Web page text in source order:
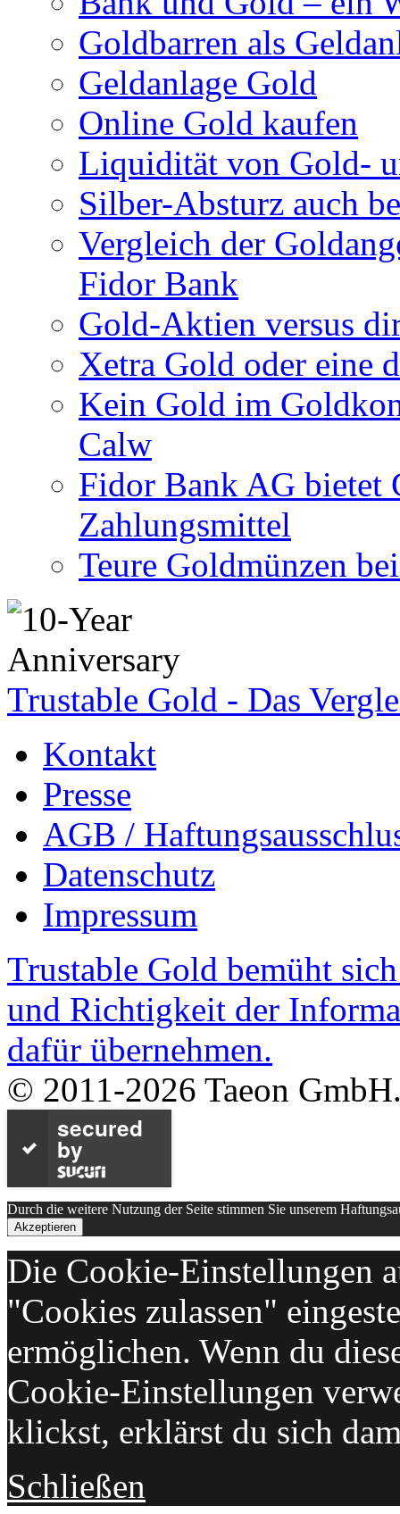
Goldbarren als
Geldanlage Gold
Online Gold kaufen
Liquidität von Gold-
Silber-Absturz auch
Vergleich der
Fidor Bank
Gold-Aktien versus
Xetra Gold oder eine
Kein Gold im
Calw
Fidor Bank AG bietet
Zahlungsmittel
Teure Goldmünzen
Trustable Gold - Das
Kontakt
Presse
AGB /
Datenschutz
Impressum
Trustable Gold bemüht
und Richtigkeit der
dafür übernehmen.
© 2011-2026 Taeon
secured
by
Durch die weitere Nutzung der Seite stimmen Sie unserem
Akzeptieren
Die Cookie-Einstellungen
"Cookies zulassen"
ermöglichen. Wenn du
Cookie-Einstellungen
klickst, erklärst du sich
Schließen